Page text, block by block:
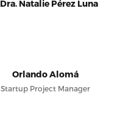
Dra. Natalie Pérez Luna
Orlando Alomá
Startup Project Manager